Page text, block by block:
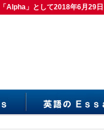
Alpha」として2018年6月29
「Alpha」として2018年6月29